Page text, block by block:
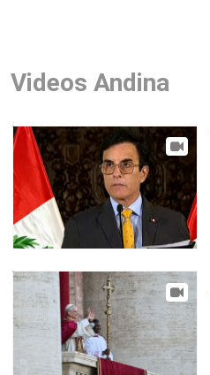
Videos Andina